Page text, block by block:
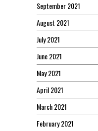
September 2021
August 2021
July 2021
June 2021
May 2021
April 2021
March 2021
February 2021